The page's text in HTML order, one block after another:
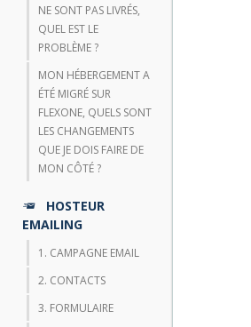
NE SONT PAS LIVRÉS,
QUEL EST LE
PROBLÈME ?
MON HÉBERGEMENT A
ÉTÉ MIGRÉ SUR
FLEXONE, QUELS SONT
LES CHANGEMENTS
QUE JE DOIS FAIRE DE
MON CÔTÉ ?
HOSTEUR
EMAILING
1. CAMPAGNE EMAIL
2. CONTACTS
3. FORMULAIRE